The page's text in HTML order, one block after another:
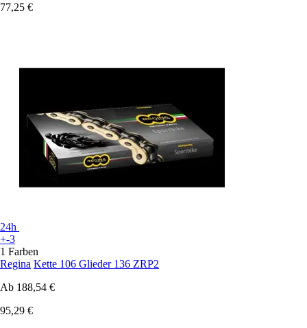
77,25 €
24h
+-3
1 Farben
Regina Kette 106 Glieder 136 ZRP2
Ab 188,54 €
95,29 €